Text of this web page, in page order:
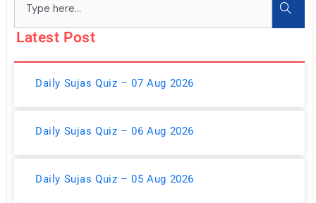
Latest Post
Daily Sujas Quiz – 07 Aug 2026
Daily Sujas Quiz – 06 Aug 2026
Daily Sujas Quiz – 05 Aug 2026